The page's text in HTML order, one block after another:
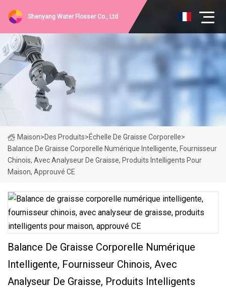
Shenyang Water Flosser Co., Ltd
Maison>Des Produits>Échelle De Graisse Corporelle>
Balance De Graisse Corporelle Numérique Intelligente, Fournisseur
Chinois, Avec Analyseur De Graisse, Produits Intelligents Pour
Maison, Approuvé CE
Balance De Graisse Corporelle Numérique
Intelligente, Fournisseur Chinois, Avec
Analyseur De Graisse, Produits Intelligents